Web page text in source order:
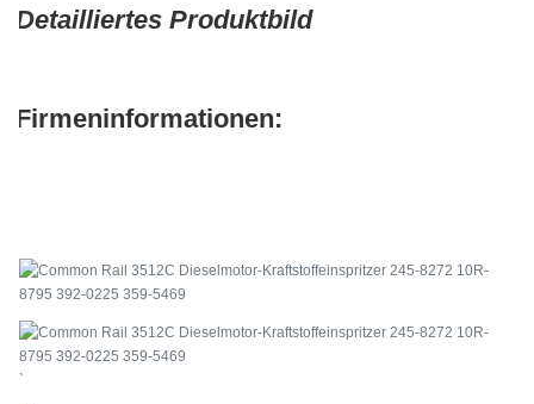
Detailliertes Produktbild
Firmeninformationen:
`